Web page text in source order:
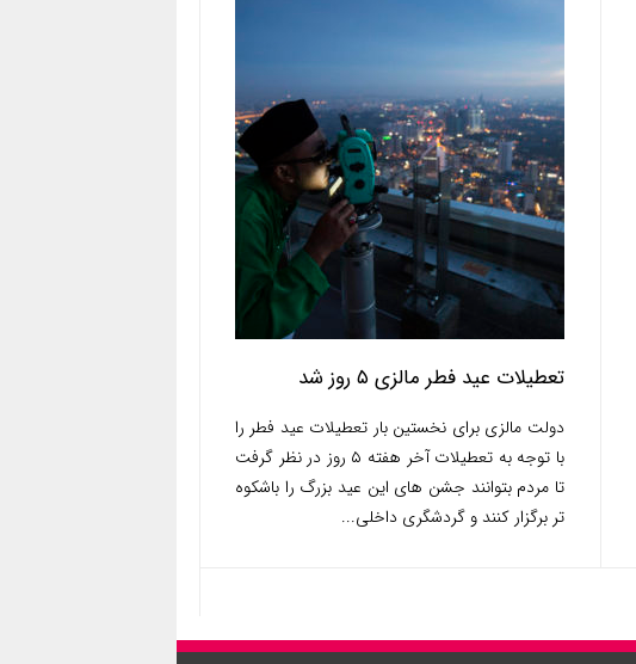
تعطیلات عید فطر مالزی ۵ روز شد
دولت مالزی برای نخستین بار تعطیلات عید فطر را
با توجه به تعطیلات آخر هفته ۵ روز در نظر گرفت
تا مردم بتوانند جشن های این عید بزرگ را باشکوه
تر برگزار کنند و گردشگری داخلی...